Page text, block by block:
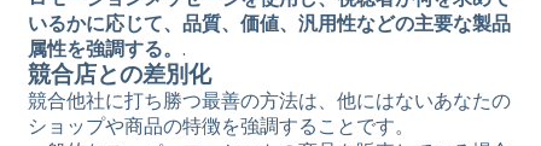
いるかに応じて、品質、価値、汎用性などの主要な製品
属性を強調する。 .
競合店との差別化
競合他社に打ち勝つ最善の方法は、他にはないあなたの
ショップや商品の特徴を強調することです。